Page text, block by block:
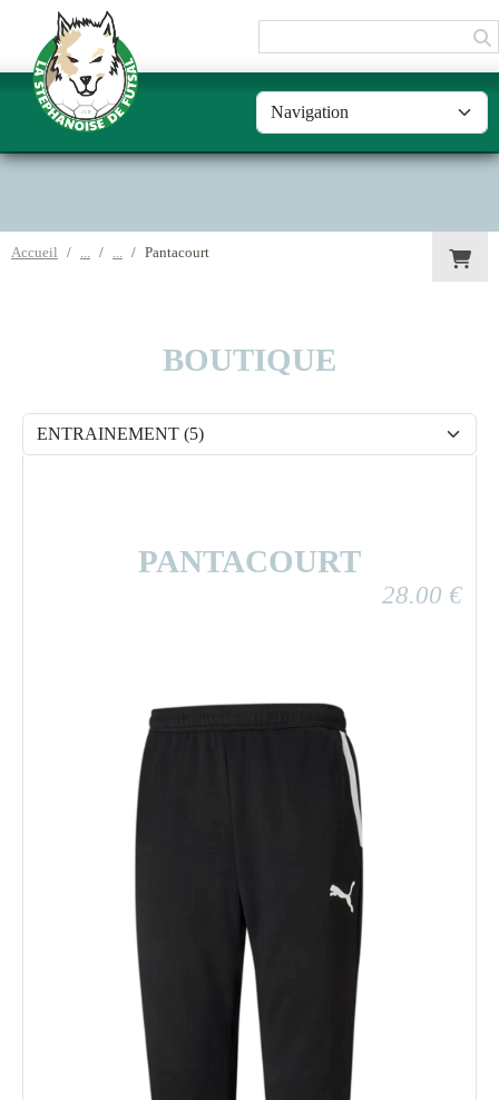
Accueil Pantacourt
BOUTIQUE
PANTACOURT
28.00 €
Panneau de gestion des cookies